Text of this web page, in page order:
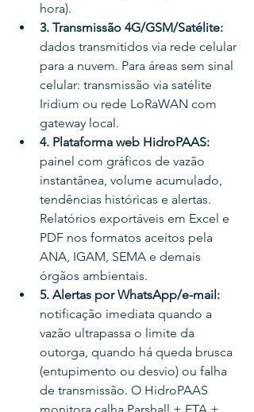
hora).
3. Transmissão 4G/GSM/Satélite:
dados transmitidos via rede celular
para a nuvem. Para áreas sem sinal
celular: transmissão via satélite
Iridium ou rede LoRaWAN com
gateway local.
4. Plataforma web HidroPAAS:
painel com gráficos de vazão
instantânea, volume acumulado,
tendências históricas e alertas.
Relatórios exportáveis em Excel e
PDF nos formatos aceitos pela
ANA, IGAM, SEMA e demais
órgãos ambientais.
5. Alertas por WhatsApp/e-mail:
notificação imediata quando a
vazão ultrapassa o limite da
outorga, quando há queda brusca
(entupimento ou desvio) ou falha
de transmissão. O HidroPAAS